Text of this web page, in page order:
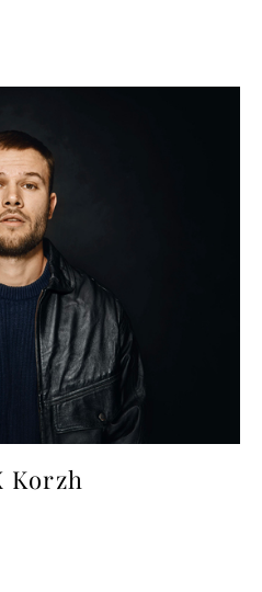
Korzh